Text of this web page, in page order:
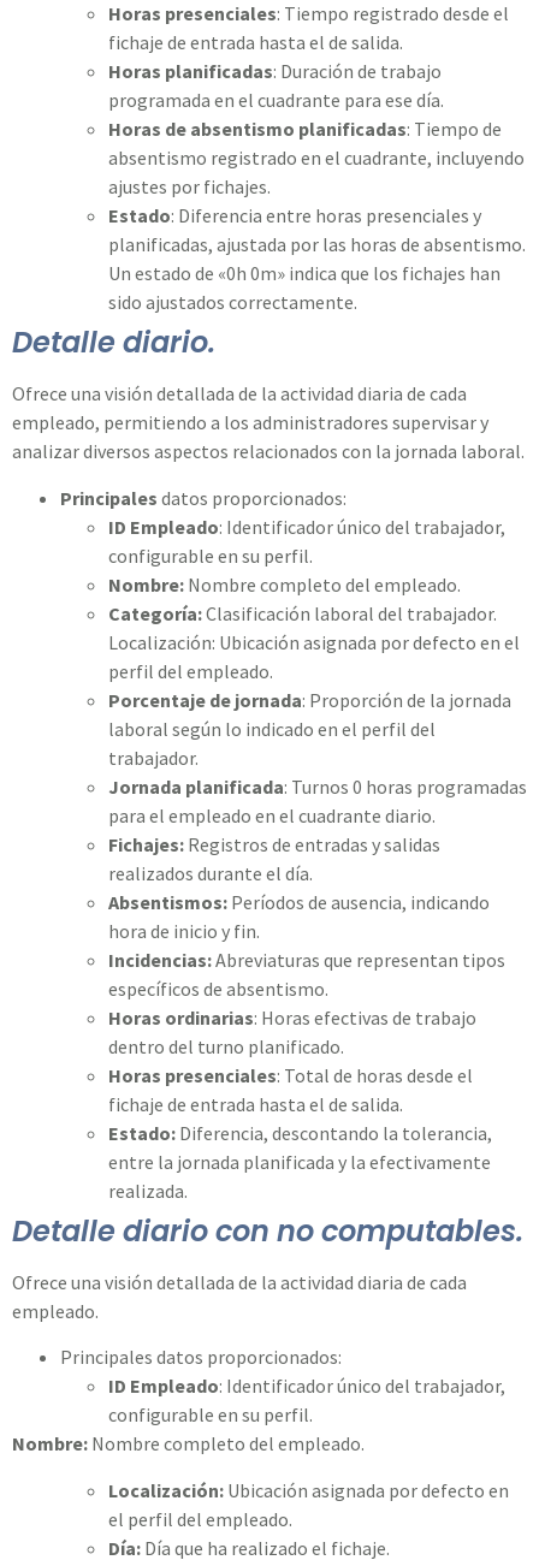
Horas presenciales: Tiempo registrado desde el
fichaje de entrada hasta el de salida.
Horas planificadas: Duración de trabajo
programada en el cuadrante para ese día.
Horas de absentismo planificadas: Tiempo de
absentismo registrado en el cuadrante, incluyendo
ajustes por fichajes.
Estado: Diferencia entre horas presenciales y
planificadas, ajustada por las horas de absentismo.
Un estado de «0h 0m» indica que los fichajes han
sido ajustados correctamente.
Detalle diario.
Ofrece una visión detallada de la actividad diaria de cada
empleado, permitiendo a los administradores supervisar y
analizar diversos aspectos relacionados con la jornada laboral.
Principales datos proporcionados:
ID Empleado: Identificador único del trabajador,
configurable en su perfil.
Nombre: Nombre completo del empleado.
Categoría:Clasificación laboral del trabajador.
Localización: Ubicación asignada por defecto en el
perfil del empleado.
Porcentaje de jornada: Proporción de la jornada
laboral según lo indicado en el perfil del
trabajador.
Jornada planificada: Turnos 0 horas programadas
para el empleado en el cuadrante diario.
Fichajes: Registros de entradas y salidas
realizados durante el día.
Absentismos: Períodos de ausencia, indicando
hora de inicio y fin.
Incidencias:Abreviaturas que representan tipos
específicos de absentismo.
Horas ordinarias: Horas efectivas de trabajo
dentro del turno planificado.
Horas presenciales: Total de horas desde el
fichaje de entrada hasta el de salida.
Estado: Diferencia, descontando la tolerancia,
entre la jornada planificada y la efectivamente
realizada.
Detalle diario con no computables.
Ofrece una visión detallada de la actividad diaria de cada
empleado.
Principales datos proporcionados:
ID Empleado: Identificador único del trabajador,
configurable en su perfil.
Nombre: Nombre completo del empleado.
Localización: Ubicación asignada por defecto en
el perfil del empleado.
Día: Día que ha realizado el fichaje.